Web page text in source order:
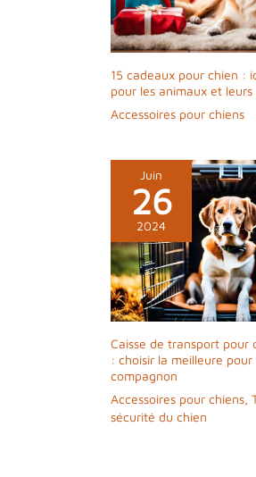
15 cadeaux pour chien :
pour les animaux et
Accessoires pour chiens
Juin
26
2024
Caisse de transport pour
: choisir la meilleure
compagnon
Accessoires pour chiens,
sécurité du chien